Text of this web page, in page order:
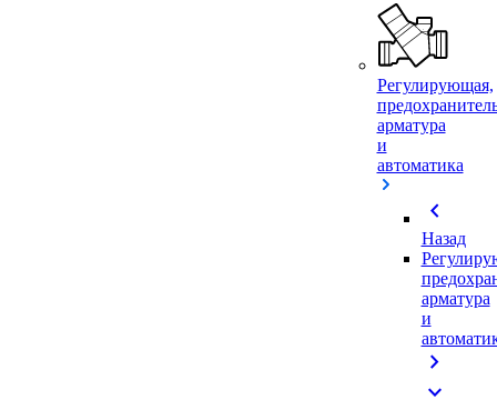
Регулирующая,
арматура
и
автоматика
chevron_left
Назад
арматура
и
chevron_right
expand_more